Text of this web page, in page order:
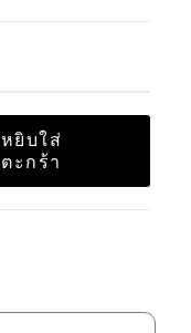
หยิบใส่
ตะกร้า